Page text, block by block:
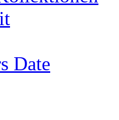
Date